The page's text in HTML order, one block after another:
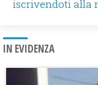
iscrivendoti alla
IN EVIDENZA